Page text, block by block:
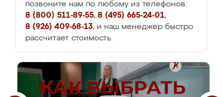
позвоните нам по любому из телефонов:
8 (800) 511-89-55, 8 (495) 665-24-01,
8 (926) 409-68-13, и наш менеджер быстро
рассчитает стоимость.